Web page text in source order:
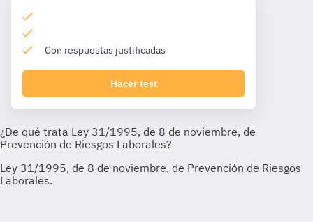
Con respuestas justificadas
Hacer test